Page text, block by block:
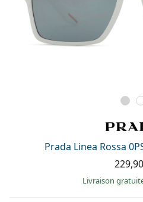
Prada Linea Rossa
Livraison